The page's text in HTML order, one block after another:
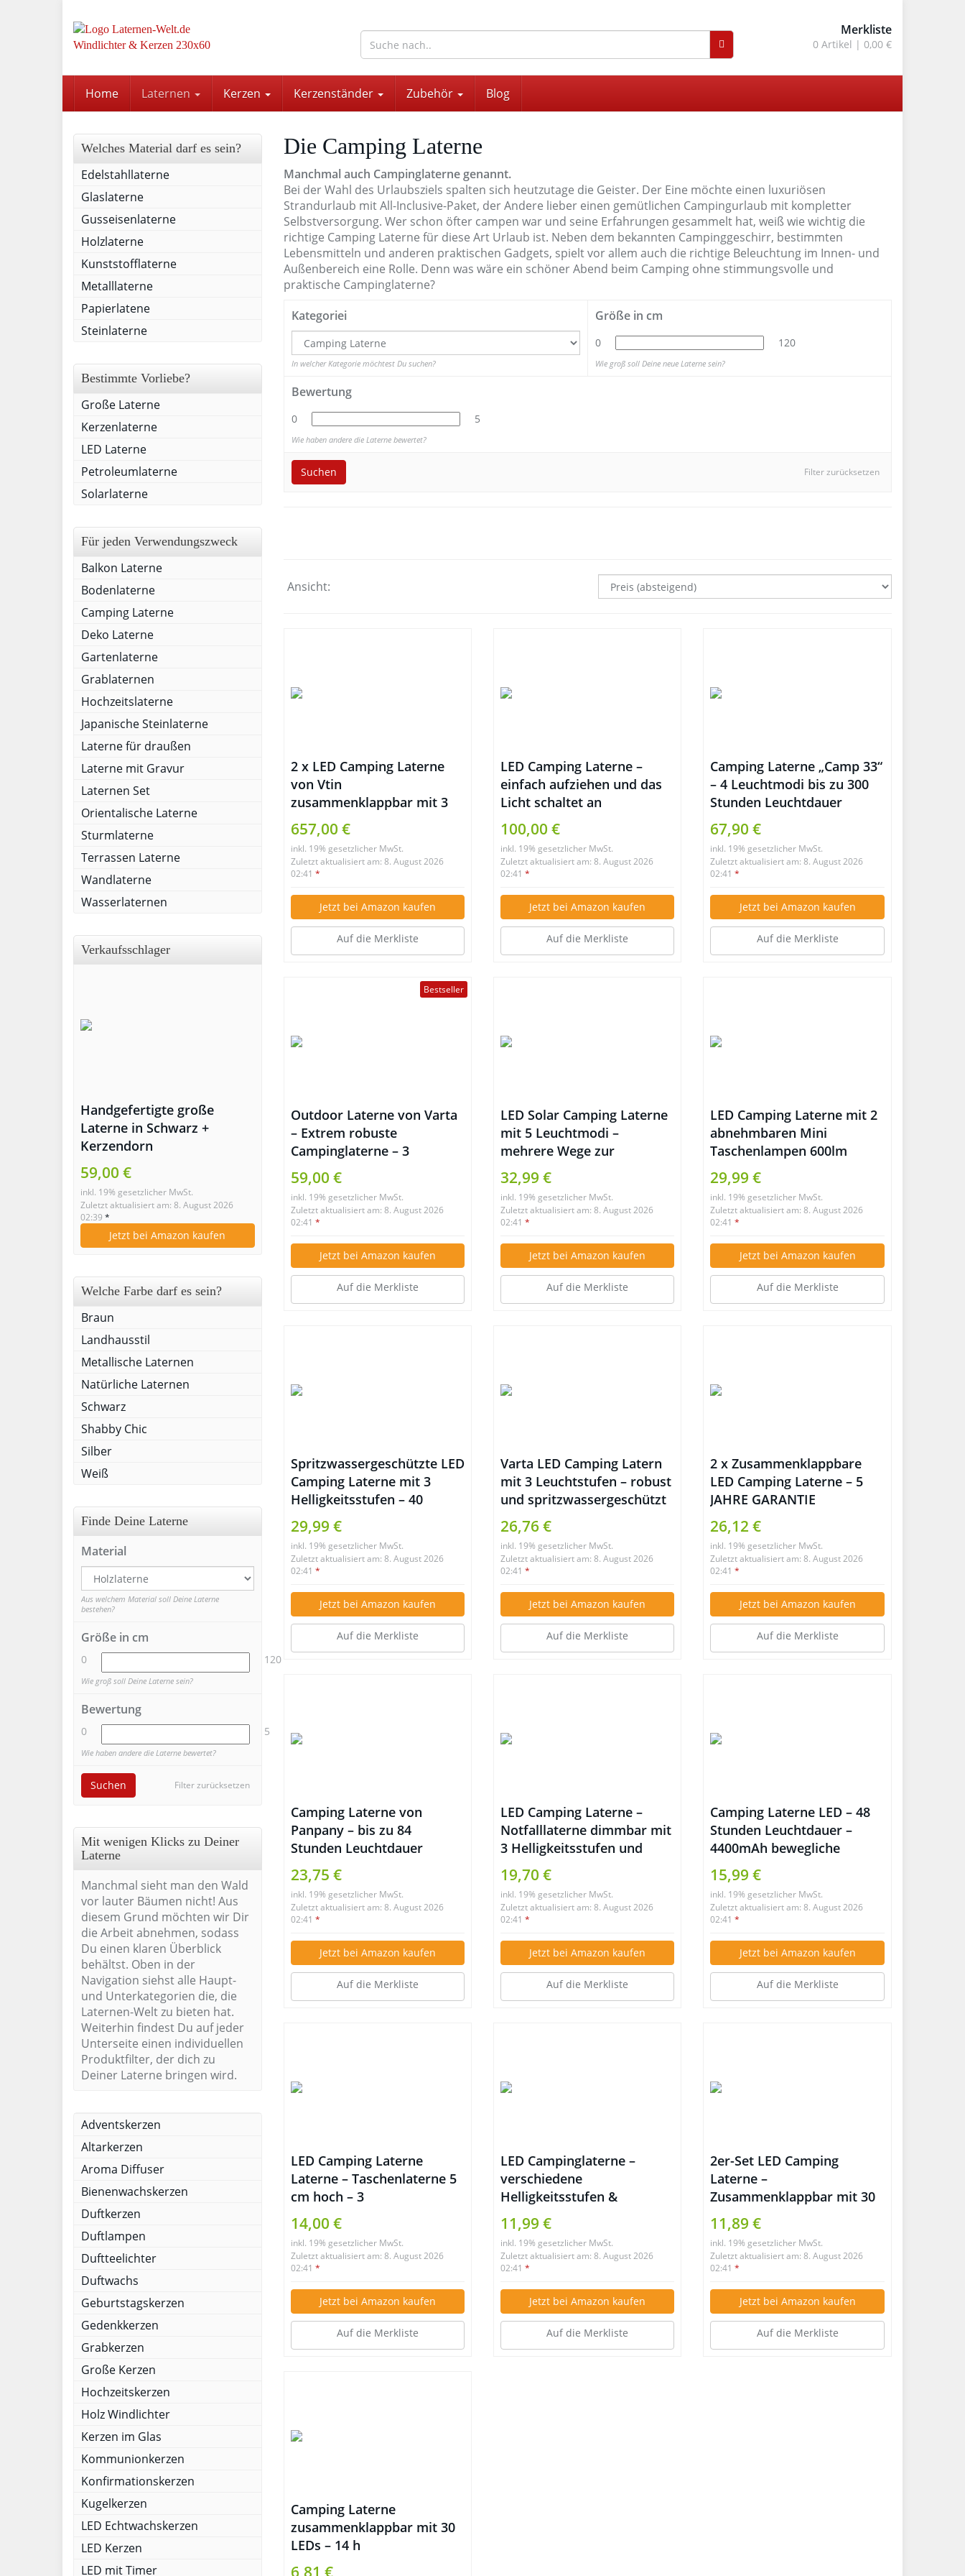
Merkliste
0 Artikel | 0,00 €
Home Laternen Kerzen Kerzenständer Zubehör Blog
Die Camping Laterne
Manchmal auch Campinglaterne genannt.
Bei der Wahl des Urlaubsziels spalten sich heutzutage die Geister. Der Eine möchte einen luxuriösen
Strandurlaub mit All-Inclusive-Paket, der Andere lieber einen gemütlichen Campingurlaub mit kompletter
Selbstversorgung. Wer schon öfter campen war und seine Erfahrungen gesammelt hat, weiß wie wichtig die
richtige Camping Laterne für diese Art Urlaub ist. Neben dem bekannten Campinggeschirr, bestimmten
Lebensmitteln und anderen praktischen Gadgets, spielt vor allem auch die richtige Beleuchtung im Innen- und
Außenbereich eine Rolle. Denn was wäre ein schöner Abend beim Camping ohne stimmungsvolle und
praktische Campinglaterne?
Kategoriei
In welcher Kategorie möchtest Du suchen?
Größe in cm
0 120
Wie groß soll Deine neue Laterne sein?
Bewertung
0 5
Wie haben andere die Laterne bewertet?
Filter zurücksetzen
Suchen
Ansicht:
2 x LED Camping Laterne
von Vtin
zusammenklappbar mit 3
Helligkeitsstufe und 30 LED
657,00 €
inkl. 19% gesetzlicher MwSt.
Zuletzt aktualisiert am: 8. August 2026
02:41 *
Jetzt bei Amazon kaufen
Auf die Merkliste
LED Camping Laterne –
einfach aufziehen und das
Licht schaltet an
100,00 €
inkl. 19% gesetzlicher MwSt.
Zuletzt aktualisiert am: 8. August 2026
02:41 *
Jetzt bei Amazon kaufen
Auf die Merkliste
Camping Laterne „Camp 33“
– 4 Leuchtmodi bis zu 300
Stunden Leuchtdauer
67,90 €
inkl. 19% gesetzlicher MwSt.
Zuletzt aktualisiert am: 8. August 2026
02:41*
Jetzt bei Amazon kaufen
Auf die Merkliste
Bestseller
Outdoor Laterne von Varta
– Extrem robuste
Campinglaterne – 3
Leuchtmodi
59,00 €
inkl. 19% gesetzlicher MwSt.
Zuletzt aktualisiert am: 8. August 2026
02:41 *
Jetzt bei Amazon kaufen
Auf die Merkliste
LED Solar Camping Laterne
mit 5 Leuchtmodi –
mehrere Wege zur
Wiederaufladung
32,99 €
inkl. 19% gesetzlicher MwSt.
Zuletzt aktualisiert am: 8. August 2026
02:41 *
Jetzt bei Amazon kaufen
Auf die Merkliste
LED Camping Laterne mit 2
abnehmbaren Mini
Taschenlampen 600lm
29,99 €
inkl. 19% gesetzlicher MwSt.
Zuletzt aktualisiert am: 8. August 2026
02:41*
Jetzt bei Amazon kaufen
Auf die Merkliste
Spritzwassergeschützte LED
Camping Laterne mit 3
Helligkeitsstufen – 40
Stunden Laufzeit
29,99 €
inkl. 19% gesetzlicher MwSt.
Zuletzt aktualisiert am: 8. August 2026
02:41 *
Jetzt bei Amazon kaufen
Auf die Merkliste
Varta LED Camping Latern
mit 3 Leuchtstufen – robust
und spritzwassergeschützt
26,76 €
inkl. 19% gesetzlicher MwSt.
Zuletzt aktualisiert am: 8. August 2026
02:41 *
Jetzt bei Amazon kaufen
Auf die Merkliste
2 x Zusammenklappbare
LED Camping Laterne – 5
JAHRE GARANTIE
26,12 €
inkl. 19% gesetzlicher MwSt.
Zuletzt aktualisiert am: 8. August 2026
02:41*
Jetzt bei Amazon kaufen
Auf die Merkliste
Camping Laterne von
Panpany – bis zu 84
Stunden Leuchtdauer
23,75 €
inkl. 19% gesetzlicher MwSt.
Zuletzt aktualisiert am: 8. August 2026
02:41 *
Jetzt bei Amazon kaufen
Auf die Merkliste
LED Camping Laterne –
Notfalllaterne dimmbar mit
3 Helligkeitsstufen und
Akkuzustandsanzeige
19,70 €
inkl. 19% gesetzlicher MwSt.
Zuletzt aktualisiert am: 8. August 2026
02:41 *
Jetzt bei Amazon kaufen
Auf die Merkliste
Camping Laterne LED – 48
Stunden Leuchtdauer –
4400mAh bewegliche
Aufladeeinheit
15,99 €
inkl. 19% gesetzlicher MwSt.
Zuletzt aktualisiert am: 8. August 2026
02:41*
Jetzt bei Amazon kaufen
Auf die Merkliste
LED Camping Laterne
Laterne – Taschenlaterne 5
cm hoch – 3
Helligkeitsstufen 30
Stunden Licht
14,00 €
inkl. 19% gesetzlicher MwSt.
Zuletzt aktualisiert am: 8. August 2026
02:41 *
Jetzt bei Amazon kaufen
Auf die Merkliste
LED Campinglaterne –
verschiedene
Helligkeitsstufen &
Lichtmodi
11,99 €
inkl. 19% gesetzlicher MwSt.
Zuletzt aktualisiert am: 8. August 2026
02:41 *
Jetzt bei Amazon kaufen
Auf die Merkliste
2er-Set LED Camping
Laterne –
Zusammenklappbar mit 30
LEDs – 14 Stunden
Beleuchtung
11,89 €
inkl. 19% gesetzlicher MwSt.
Zuletzt aktualisiert am: 8. August 2026
02:41*
Jetzt bei Amazon kaufen
Auf die Merkliste
Camping Laterne
zusammenklappbar mit 30
LEDs – 14 h
Dauerbeleuchtung
6,81 €
Welches Material darf es sein?
Edelstahllaterne
Glaslaterne
Gusseisenlaterne
Holzlaterne
Kunststofflaterne
Metalllaterne
Papierlatene
Steinlaterne
Bestimmte Vorliebe?
Große Laterne
Kerzenlaterne
LED Laterne
Petroleumlaterne
Solarlaterne
Für jeden Verwendungszweck
Balkon Laterne
Bodenlaterne
Camping Laterne
Deko Laterne
Gartenlaterne
Grablaternen
Hochzeitslaterne
Japanische Steinlaterne
Laterne für draußen
Laterne mit Gravur
Laternen Set
Orientalische Laterne
Sturmlaterne
Terrassen Laterne
Wandlaterne
Wasserlaternen
Verkaufsschlager
Handgefertigte große
Laterne in Schwarz +
Kerzendorn
59,00 €
inkl. 19% gesetzlicher MwSt.
Zuletzt aktualisiert am: 8. August 2026
02:39 *
Jetzt bei Amazon kaufen
Welche Farbe darf es sein?
Braun
Landhausstil
Metallische Laternen
Natürliche Laternen
Schwarz
Shabby Chic
Silber
Weiß
Finde Deine Laterne
Material
Aus welchem Material soll Deine Laterne
bestehen?
Größe in cm
0 120
Wie groß soll Deine Laterne sein?
Bewertung
0 5
Wie haben andere die Laterne bewertet?
Filter zurücksetzen
Suchen
Mit wenigen Klicks zu Deiner
Laterne
Manchmal sieht man den Wald
vor lauter Bäumen nicht! Aus
diesem Grund möchten wir Dir
die Arbeit abnehmen, sodass
Du einen klaren Überblick
behältst. Oben in der
Navigation siehst alle Haupt-
und Unterkategorien die, die
Laternen-Welt zu bieten hat.
Weiterhin findest Du auf jeder
Unterseite einen individuellen
Produktfilter, der dich zu
Deiner Laterne bringen wird.
Adventskerzen
Altarkerzen
Aroma Diffuser
Bienenwachskerzen
Duftkerzen
Duftlampen
Duftteelichter
Duftwachs
Geburtstagskerzen
Gedenkkerzen
Grabkerzen
Große Kerzen
Hochzeitskerzen
Holz Windlichter
Kerzen im Glas
Kommunionkerzen
Konfirmationskerzen
Kugelkerzen
LED Echtwachskerzen
LED Kerzen
LED mit Timer